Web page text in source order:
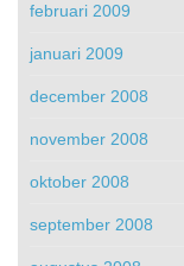
februari 2009
januari 2009
december 2008
november 2008
oktober 2008
september 2008